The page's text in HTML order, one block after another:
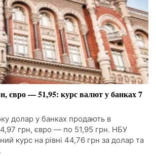
євро — 51,95: курс валют у банках 7
долар у банках продають в
грн, євро — по 51,95 грн. НБУ
курс на рівні 44,76 грн за долар та